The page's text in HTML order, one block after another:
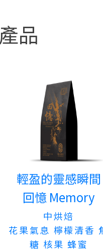
品
輕盈的靈感瞬間
回憶 Memory
中烘焙
花果氣息 檸檬清香
糖 核果 蜂蜜